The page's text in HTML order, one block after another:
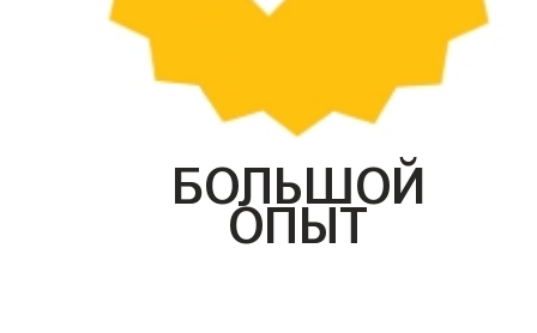
БОЛЬШОЙ
ОПЫТ